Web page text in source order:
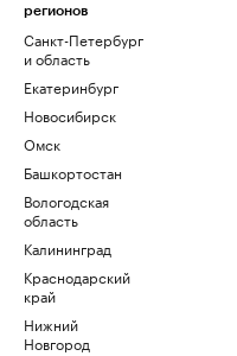
регионов
Санкт-Петербург
и область
Екатеринбург
Новосибирск
Омск
Башкортостан
Вологодская
область
Калининград
Краснодарский
край
Нижний
Новгород